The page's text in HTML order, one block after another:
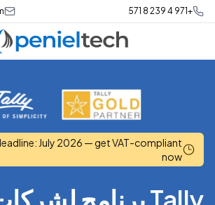
+971 4 239 8 571
July 2026 — get VAT-compliant
now